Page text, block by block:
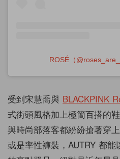
ROSÉ（
受到宋慧喬與 BLACKPINK
式街頭風格加上極簡百搭的
與時尚部落客都紛紛搶著穿
或是率性褲裝，AUTRY 都